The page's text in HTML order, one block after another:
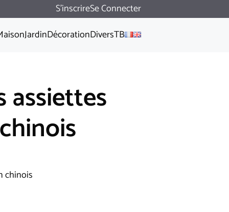
S'inscrireSe Connecter
JardinDécorationDiversTB
assiettes
chinois